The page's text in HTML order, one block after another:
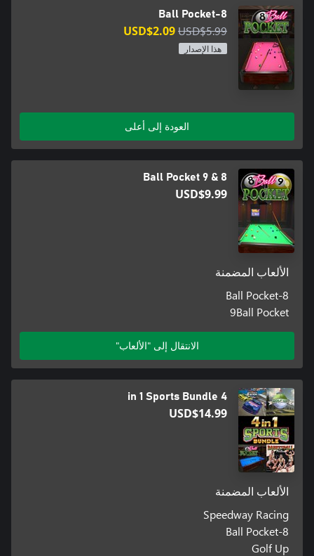
8-Ball Pocket
USD$5.99
USD$2.09
هذا الإصدار
العودة إلى أعلى
8 & 9 Ball Pocket
USD$9.99
الألعاب المضمنة
8-Ball Pocket
9Ball Pocket
الانتقال إلى "الألعاب"
4 in 1 Sports Bundle
USD$14.99
الألعاب المضمنة
Speedway Racing
8-Ball Pocket
Golf Up